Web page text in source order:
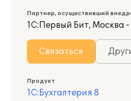
Партнер, осуществивший
1С:Первый Бит, Москва -
Связаться
Продукт
1С:Бухгалтерия 8